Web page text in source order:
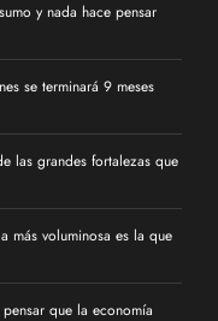
y nada hace pensar
se terminará 9 meses
las grandes fortalezas que
más voluminosa es la que
que la economía